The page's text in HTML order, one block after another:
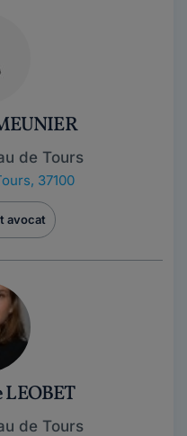
de Tours
37100
avocat
de Tours